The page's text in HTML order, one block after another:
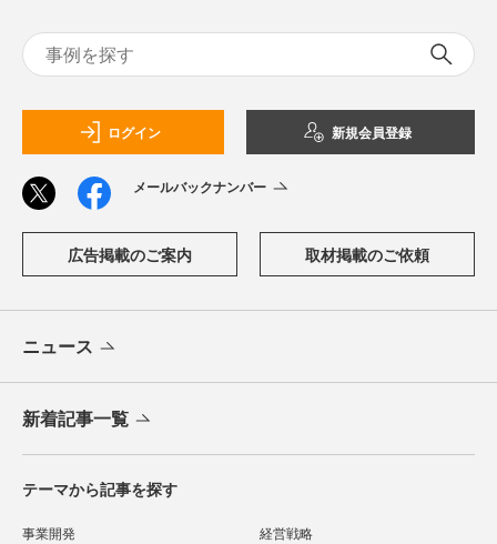
ログイン 新規会員登録
メールバックナンバー
広告掲載のご案内 取材掲載のご依頼
ニュース
新着記事一覧
テーマから記事を探す
事業開発 経営戦略